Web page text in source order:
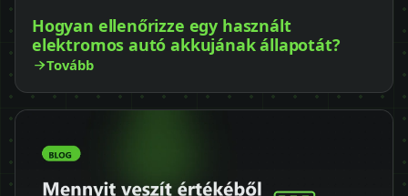
Hogyan ellenőrizze egy használt
elektromos autó akkujának állapotát?
Tovább